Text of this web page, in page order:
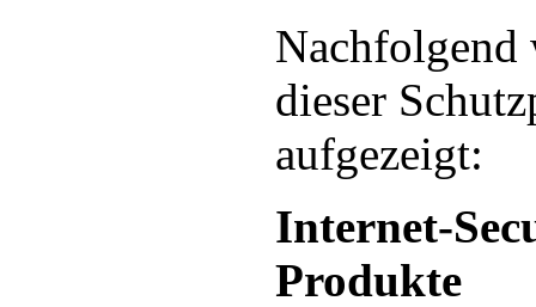
Nachfolgend
dieser
aufgezeigt:
Internet-
Produkte